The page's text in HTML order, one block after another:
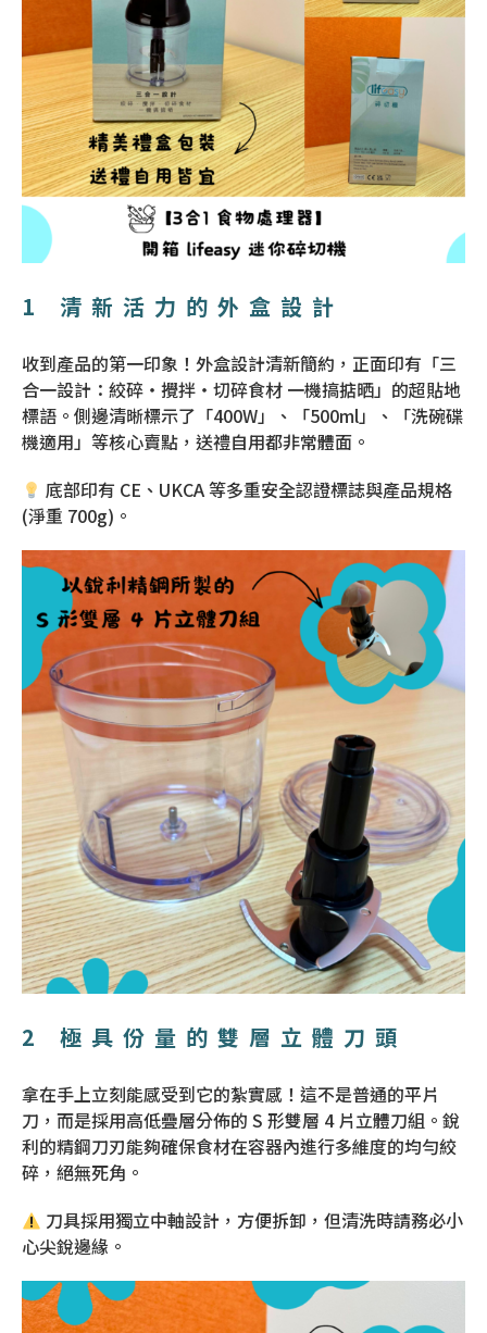
1 清新活力的外盒設計
收到產品的第一印象！外盒設計清新簡約，正面印有「三
合一設計：絞碎・攪拌・切碎食材 一機搞掂晒」的超貼地
標語。側邊清晰標示了「400W」、「500ml」、「洗碗碟
機適用」等核心賣點，送禮自用都非常體面。
底部印有 CE、UKCA 等多重安全認證標誌與產品規格
(淨重 700g)。
2 極具份量的雙層立體刀頭
拿在手上立刻能感受到它的紮實感！這不是普通的平片
刀，而是採用高低疊層分佈的 S 形雙層 4 片立體刀組。銳
利的精鋼刀刃能夠確保食材在容器內進行多維度的均勻絞
碎，絕無死角。
刀具採用獨立中軸設計，方便拆卸，但清洗時請務必小
心尖銳邊緣。